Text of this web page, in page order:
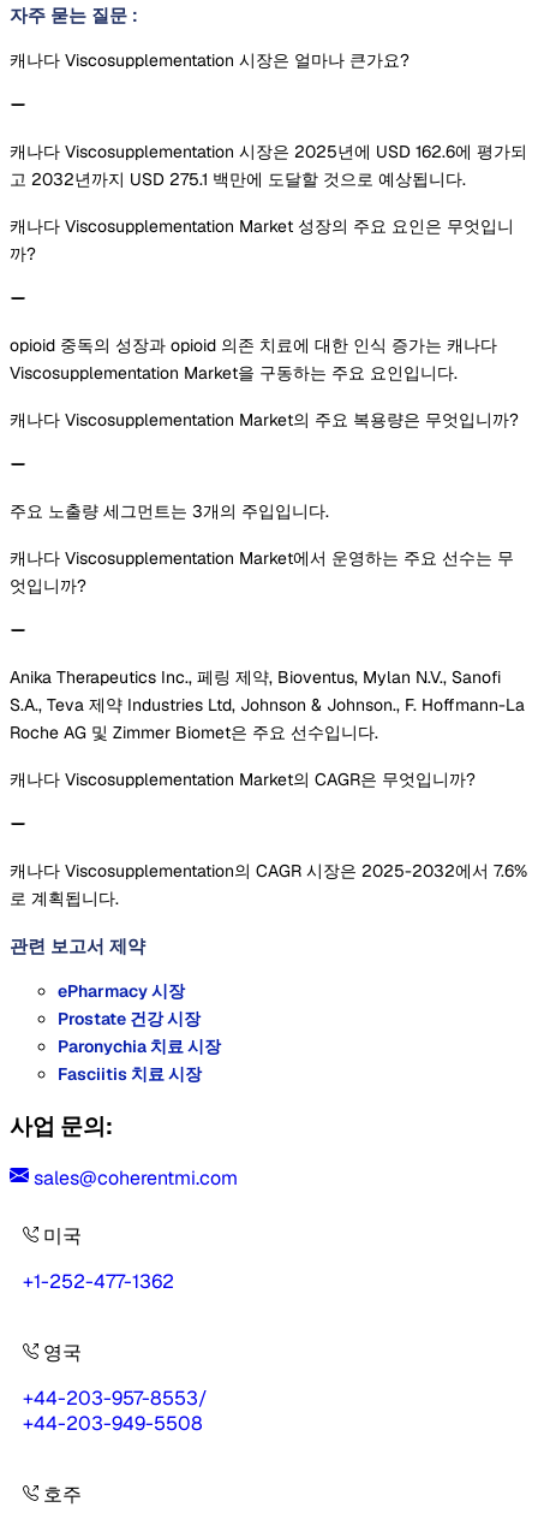
자주 묻는 질문 :
캐나다 Viscosupplementation 시장은 얼마나 큰가요?
캐나다 Viscosupplementation 시장은 2025년에 USD 162.6에 평가되
고 2032년까지 USD 275.1 백만에 도달할 것으로 예상됩니다.
캐나다 Viscosupplementation Market 성장의 주요 요인은 무엇입니
까?
opioid 중독의 성장과 opioid 의존 치료에 대한 인식 증가는 캐나다
Viscosupplementation Market을 구동하는 주요 요인입니다.
캐나다 Viscosupplementation Market의 주요 복용량은 무엇입니까?
주요 노출량 세그먼트는 3개의 주입입니다.
캐나다 Viscosupplementation Market에서 운영하는 주요 선수는 무
엇입니까?
Anika Therapeutics Inc., 페링 제약, Bioventus, Mylan N.V., Sanofi
S.A., Teva 제약 Industries Ltd, Johnson & Johnson., F. Hoffmann-La
Roche AG 및 Zimmer Biomet은 주요 선수입니다.
캐나다 Viscosupplementation Market의 CAGR은 무엇입니까?
캐나다 Viscosupplementation의 CAGR 시장은 2025-2032에서 7.6%
로 계획됩니다.
관련 보고서 제약
ePharmacy 시장
Prostate 건강 시장
Paronychia 치료 시장
Fasciitis 치료 시장
사업 문의:
sales@coherentmi.com
미국
+1-252-477-1362
영국
+44-203-957-8553/
+44-203-949-5508
호주